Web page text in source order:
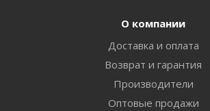
О компании
Доставка и оплата
Возврат и гарантия
Производители
Оптовые продажи